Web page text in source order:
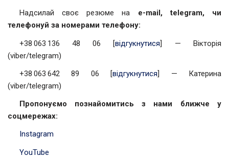
Надсилай своє резюме на e-mail, telegram, чи
телефонуй за номерами телефону:
+38 063 136 48 06 [відгукнутися] — Вікторія
(viber/telegram)
+38 063 642 89 06 [відгукнутися] — Катерина
(viber/telegram)
Пропонуємо познайомитись з нами ближче у
соцмережах:
Instagram
YouTube